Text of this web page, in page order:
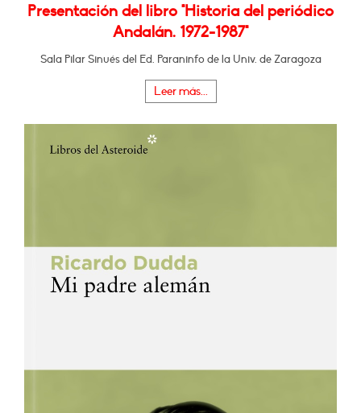
Presentación del libro "Historia del periódico
Andalán. 1972-1987"
Sala Pilar Sinués del Ed. Paraninfo de la Univ. de Zaragoza
Leer más...